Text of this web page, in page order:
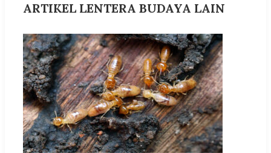
ARTIKEL LENTERA BUDAYA LAIN